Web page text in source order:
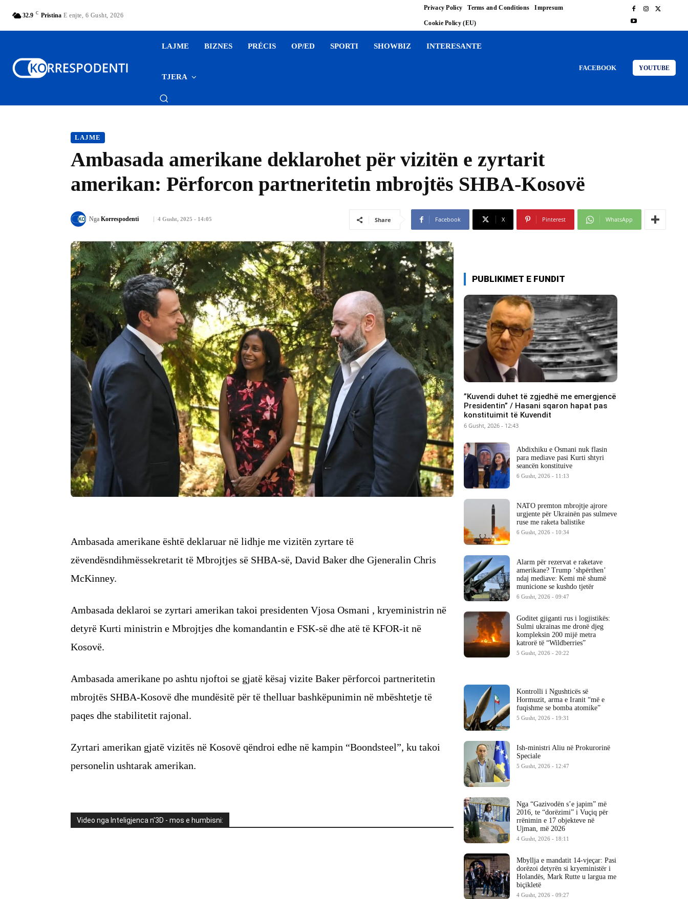
32.9 C Pristina E enjte, 6 Gusht, 2026
Privacy Policy Terms and Conditions Impresum
Cookie Policy (EU)
LAJME BIZNES PRÉCIS OP/ED SPORTI SHOWBIZ INTERESANTE
TJERA
FACEBOOK YOUTUBE
LAJME
Ambasada amerikane deklarohet për vizitën e zyrtarit
amerikan: Përforcon partneritetin mbrojtës SHBA-Kosovë
4 Gusht, 2025 - 14:05
Nga Korrespodenti Share Facebook X Pinterest WhatsApp
Ambasada amerikane është deklaruar në lidhje me vizitën zyrtare të
zëvendësndihmëssekretarit të Mbrojtjes së SHBA-së, David Baker dhe Gjeneralin Chris
McKinney.
Ambasada deklaroi se zyrtari amerikan takoi presidenten Vjosa Osmani , kryeministrin në
detyrë Kurti ministrin e Mbrojtjes dhe komandantin e FSK-së dhe atë të KFOR-it në
Kosovë.
Ambasada amerikane po ashtu njoftoi se gjatë kësaj vizite Baker përforcoi partneritetin
mbrojtës SHBA-Kosovë dhe mundësitë për të thelluar bashkëpunimin në mbështetje të
paqes dhe stabilitetit rajonal.
Zyrtari amerikan gjatë vizitës në Kosovë qëndroi edhe në kampin “Boondsteel”, ku takoi
personelin ushtarak amerikan.
Video nga Inteligjenca n'3D - mos e humbisni:
PUBLIKIMET E FUNDIT
​”Kuvendi duhet të zgjedhë me emergjencë
Presidentin” / Hasani sqaron hapat pas
konstituimit të Kuvendit
6 Gusht, 2026 - 12:43
Abdixhiku e Osmani nuk flasin
para mediave pasi Kurti shtyri
seancën konstituive
6 Gusht, 2026 - 11:13
NATO premton mbrojtje ajrore
urgjente për Ukrainën pas sulmeve
ruse me raketa balistike
6 Gusht, 2026 - 10:34
Alarm për rezervat e raketave
amerikane? Trump ‘shpërthen’
ndaj mediave: Kemi më shumë
municione se kushdo tjetër
6 Gusht, 2026 - 09:47
Goditet gjiganti rus i logjistikës:
Sulmi ukrainas me dronë djeg
kompleksin 200 mijë metra
katrorë të “Wildberries”
5 Gusht, 2026 - 20:22
Kontrolli i Ngushticës së
Hormuzit, arma e Iranit “më e
fuqishme se bomba atomike”
5 Gusht, 2026 - 19:31
Ish-ministri ​Aliu në Prokurorinë
Speciale
5 Gusht, 2026 - 12:47
Nga “Gazivodën s’e japim” më
2016, te “dorëzimi” i Vuçiq për
rrënimin e 17 objekteve në
Ujman, më 2026
4 Gusht, 2026 - 18:11
Mbyllja e mandatit 14-vjeçar: Pasi
dorëzoi detyrën si kryeministër i
Holandës, Mark Rutte u largua me
biçikletë
4 Gusht, 2026 - 09:27